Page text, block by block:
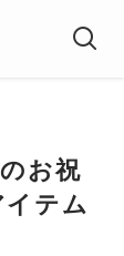
お祝
テム